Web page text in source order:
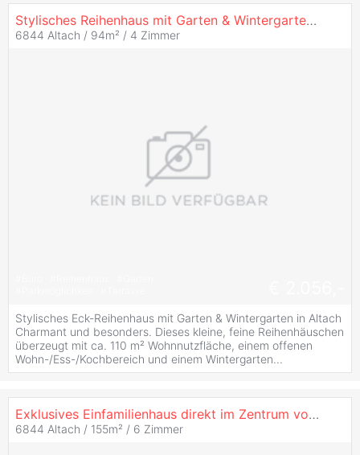
Stylisches Reihenhaus mit Garten & Wintergarten in Altach
6844 Altach / 94m² / 4 Zimmer
Stylisches Eck-Reihenhaus mit Garten & Wintergarten in Altach
Charmant und besonders. Dieses kleine, feine Reihenhäuschen
überzeugt mit ca. 110 m² Wohnnutzfläche, einem offenen
Wohn-/Ess-/Kochbereich und einem Wintergarten...
Exklusives Einfamilienhaus direkt im Zentrum von Altach zu
6844 Altach / 155m² / 6 Zimmer